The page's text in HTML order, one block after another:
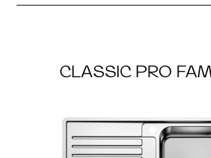
CLASSIC PRO